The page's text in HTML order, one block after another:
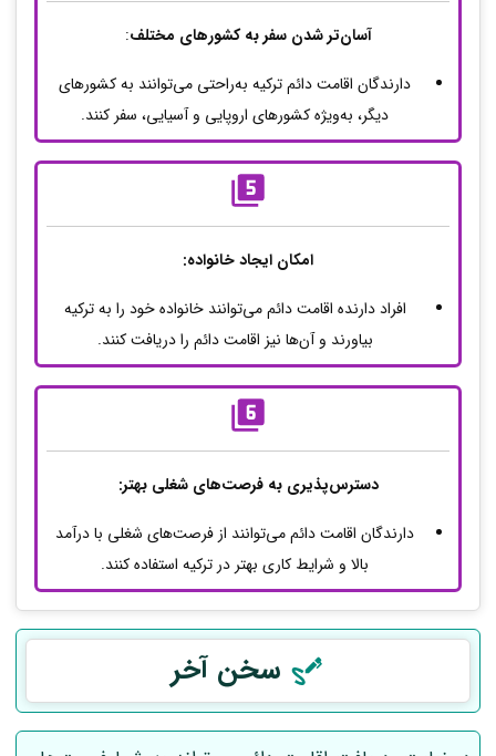
آسان‌تر شدن سفر به کشورهای مختلف:
دارندگان اقامت دائم ترکیه به‌راحتی می‌توانند به کشورهای
دیگر، به‌ویژه کشورهای اروپایی و آسیایی، سفر کنند.
امکان ایجاد خانواده:
افراد دارنده اقامت دائم می‌توانند خانواده خود را به ترکیه
بیاورند و آن‌ها نیز اقامت دائم را دریافت کنند.
دسترس‌پذیری به فرصت‌های شغلی بهتر:
دارندگان اقامت دائم می‌توانند از فرصت‌های شغلی با درآمد
بالا و شرایط کاری بهتر در ترکیه استفاده کنند.
سخن آخر